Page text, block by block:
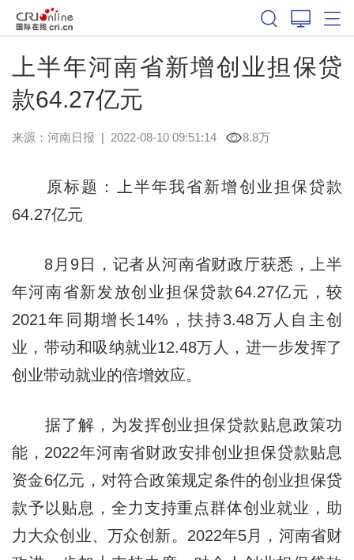
上半年河南省新增创业担保贷
款64.27亿元
来源： 河南日报 | 2022-08-10 09:51:14 8.8万
原标题：上半年我省新增创业担保贷款
64.27亿元
8月9日，记者从河南省财政厅获悉，上半
年河南省新发放创业担保贷款64.27亿元，较
2021年同期增长14%，扶持3.48万人自主创
业，带动和吸纳就业12.48万人，进一步发挥了
创业带动就业的倍增效应。
据了解，为发挥创业担保贷款贴息政策功
能，2022年河南省财政安排创业担保贷款贴息
资金6亿元，对符合政策规定条件的创业担保贷
款予以贴息，全力支持重点群体创业就业，助
力大众创业、万众创新。2022年5月，河南省财